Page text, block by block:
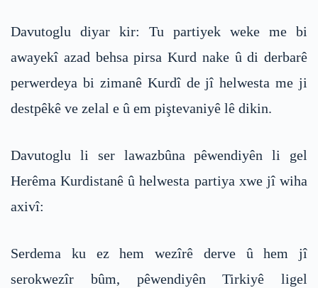
Davutoglu diyar kir: Tu partiyek weke me bi
awayekî azad behsa pirsa Kurd nake û di derbarê
perwerdeya bi zimanê Kurdî de jî helwesta me ji
destpêkê ve zelal e û em piştevaniyê lê dikin.
Davutoglu li ser lawazbûna pêwendiyên li gel
Herêma Kurdistanê û helwesta partiya xwe jî wiha
axivî:
Serdema ku ez hem wezîrê derve û hem jî
serokwezîr bûm, pêwendiyên Tirkiyê ligel